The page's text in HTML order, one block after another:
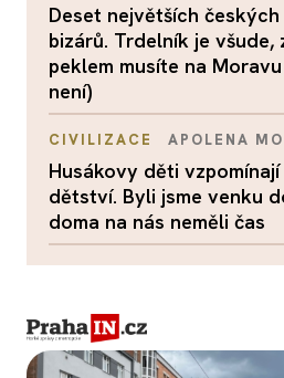
Deset největších
bizárů. Trdelník je všude,
peklem musíte na
není)
CIVILIZACE APOLENA
Husákovy děti
dětství. Byli jsme venku
doma na nás neměli čas